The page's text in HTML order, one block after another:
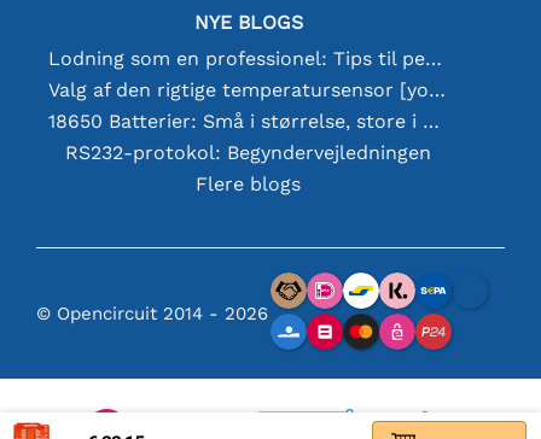
NYE BLOGS
Lodning som en professionel: Tips til perfekte elektroniske forbindelser
Valg af den rigtige temperatursensor [youtube]
18650 Batterier: Små i størrelse, store i ydeevne
RS232-protokol: Begyndervejledningen
Flere blogs
© Opencircuit 2014 - 2026